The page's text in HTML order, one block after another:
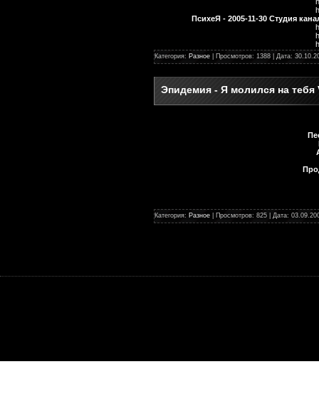
ПсихеЯ - 2005-11-30 Студия
Категория: Разное | Просмотров: 1388 | Дата:
Эпидемия - Я молился на тебя
Категория: Разное | Просмотров: 825 | Дата: